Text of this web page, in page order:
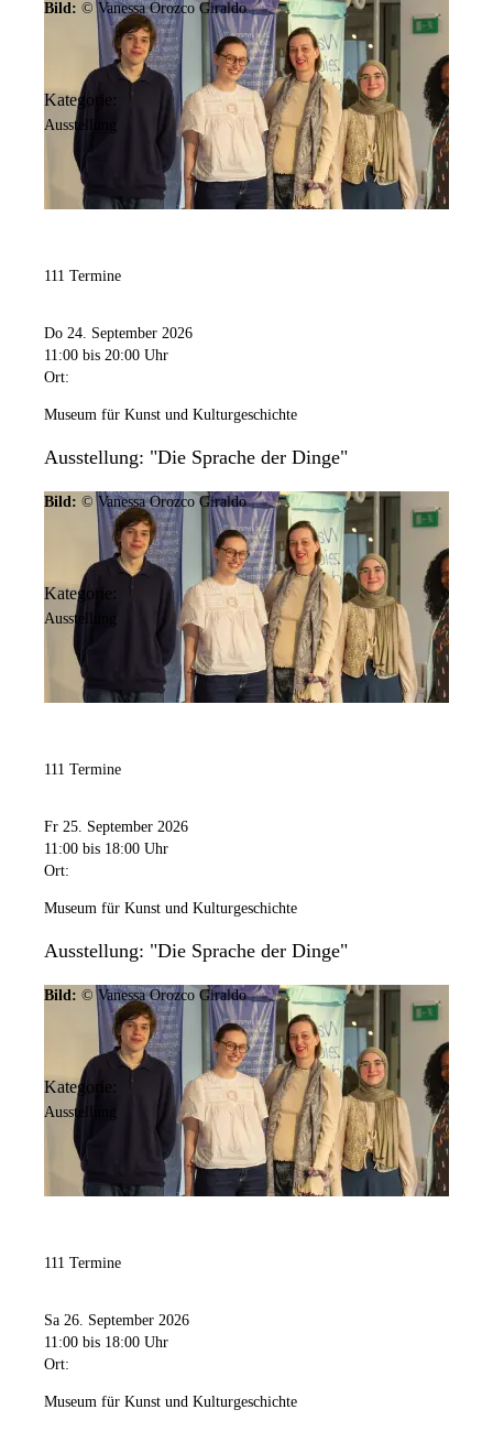
Bild: © Vanessa Orozco Giraldo
Kategorie:
Ausstellung
111 Termine
Do 24. September 2026
11:00 bis 20:00 Uhr
Ort:
Museum für Kunst und Kulturgeschichte
Ausstellung: "Die Sprache der Dinge"
Bild: © Vanessa Orozco Giraldo
Kategorie:
Ausstellung
111 Termine
Fr 25. September 2026
11:00 bis 18:00 Uhr
Ort:
Museum für Kunst und Kulturgeschichte
Ausstellung: "Die Sprache der Dinge"
Bild: © Vanessa Orozco Giraldo
Kategorie:
Ausstellung
111 Termine
Sa 26. September 2026
11:00 bis 18:00 Uhr
Ort:
Museum für Kunst und Kulturgeschichte